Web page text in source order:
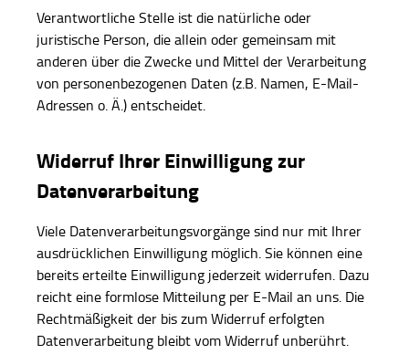
Verantwortliche Stelle ist die natürliche oder
juristische Person, die allein oder gemeinsam mit
anderen über die Zwecke und Mittel der Verarbeitung
von personenbezogenen Daten (z.B. Namen, E-Mail-
Adressen o. Ä.) entscheidet.
Widerruf Ihrer Einwilligung zur
Datenverarbeitung
Viele Datenverarbeitungsvorgänge sind nur mit Ihrer
ausdrücklichen Einwilligung möglich. Sie können eine
bereits erteilte Einwilligung jederzeit widerrufen. Dazu
reicht eine formlose Mitteilung per E-Mail an uns. Die
Rechtmäßigkeit der bis zum Widerruf erfolgten
Datenverarbeitung bleibt vom Widerruf unberührt.